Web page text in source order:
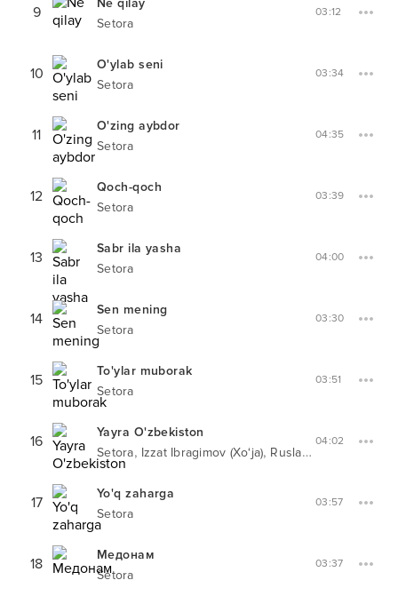
9
Ne qilay
Setora
03:12
10
O'ylab seni
Setora
03:34
11
O'zing aybdor
Setora
04:35
12
Qoch-qoch
Setora
03:39
13
Sabr ila yasha
Setora
04:00
14
Sen mening
Setora
03:30
15
To'ylar muborak
Setora
03:51
16
Yayra O'zbekiston
Setora, Izzat Ibragimov (Xo‘ja), Ruslan Sharipov
04:02
17
Yo'q zaharga
Setora
03:57
18
Медонам
Setora
03:37